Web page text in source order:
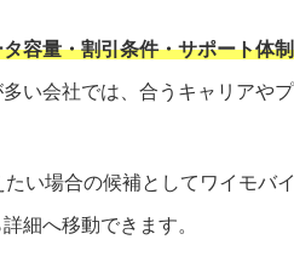
容量・割引条件・サポート体
い会社では、合うキャリアや
い場合の候補としてワイモバ
細へ移動できます。